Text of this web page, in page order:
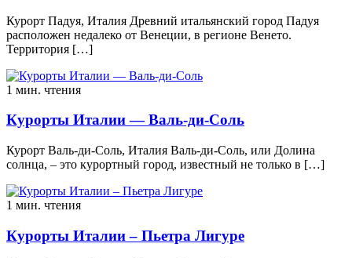
Курорт Падуя, Италия Древний итальянский город Падуя
расположен недалеко от Венеции, в регионе Венето.
Территория […]
1 мин. чтения
Курорты Италии — Валь-ди-Соль
Курорт Валь-ди-Соль, Италия Валь-ди-Соль, или Долина
солнца, – это курортный город, известный не только в […]
1 мин. чтения
Курорты Италии – Пьетра Лигуре